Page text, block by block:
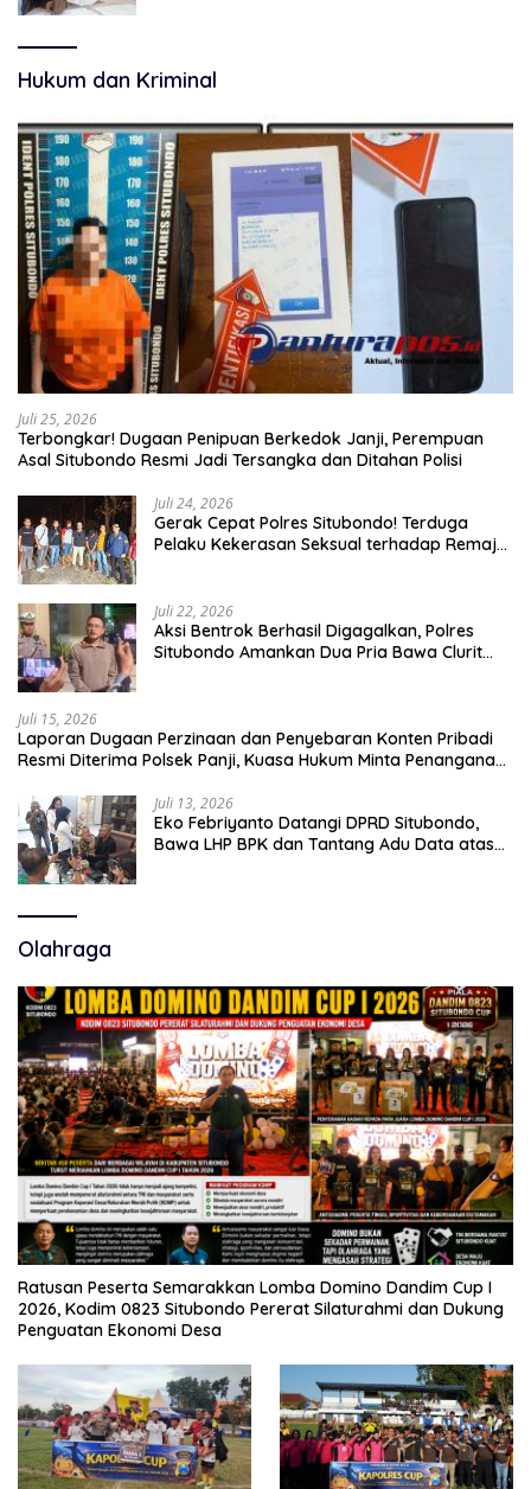
Hukum dan Kriminal
Juli 25, 2026
Terbongkar! Dugaan Penipuan Berkedok Janji, Perempuan
Asal Situbondo Resmi Jadi Tersangka dan Ditahan Polisi
Juli 24, 2026
Gerak Cepat Polres Situbondo! Terduga
Pelaku Kekerasan Seksual terhadap Remaja
Juli 22, 2026
Aksi Bentrok Berhasil Digagalkan, Polres
Situbondo Amankan Dua Pria Bawa Clurit
Juli 15, 2026
Laporan Dugaan Perzinaan dan Penyebaran Konten Pribadi
Resmi Diterima Polsek Panji, Kuasa Hukum Minta Penanganan
Juli 13, 2026
Eko Febriyanto Datangi DPRD Situbondo,
Bawa LHP BPK dan Tantang Adu Data atas
Olahraga
Ratusan Peserta Semarakkan Lomba Domino Dandim Cup I
2026, Kodim 0823 Situbondo Pererat Silaturahmi dan Dukung
Penguatan Ekonomi Desa